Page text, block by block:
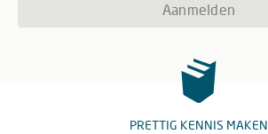
Aanmelden
PRETTIG KENNIS MAKEN